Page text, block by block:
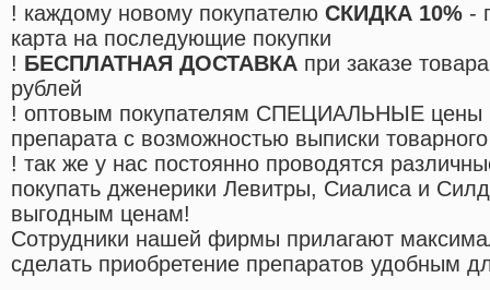
! каждому новому покупателю СКИДКА 10% -
карта на последующие покупки
! БЕСПЛАТНАЯ ДОСТАВКА при заказе
рублей
! оптовым покупателям СПЕЦИАЛЬНЫЕ цены
препарата с возможностью выписки
! так же у нас постоянно проводятся
покупать дженерики Левитры, Сиалиса и
выгодным ценам!
Cотрудники нашей фирмы прилагают
сделать приобретение препаратов удобным